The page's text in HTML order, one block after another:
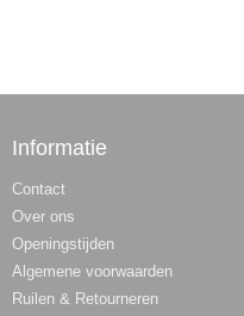
Informatie
Contact
Over ons
Openingstijden
Algemene voorwaarden
Ruilen & Retourneren